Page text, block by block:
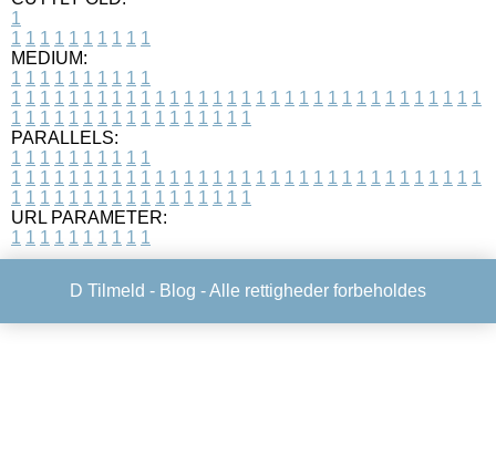
1
1 1 1 1 1 1 1 1 1 1
MEDIUM:
1 1 1 1 1 1 1 1 1 1
1 1 1 1 1 1 1 1 1 1 1 1 1 1 1 1 1 1 1 1 1 1 1 1 1 1 1 1 1 1 1 1 1
1 1 1 1 1 1 1 1 1 1 1 1 1 1 1 1 1
PARALLELS:
1 1 1 1 1 1 1 1 1 1
1 1 1 1 1 1 1 1 1 1 1 1 1 1 1 1 1 1 1 1 1 1 1 1 1 1 1 1 1 1 1 1 1
1 1 1 1 1 1 1 1 1 1 1 1 1 1 1 1 1
URL PARAMETER:
1 1 1 1 1 1 1 1 1 1
D Tilmeld - Blog - Alle rettigheder forbeholdes